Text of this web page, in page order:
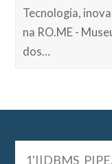
Tecnologia,
na RO.ME -
dos…